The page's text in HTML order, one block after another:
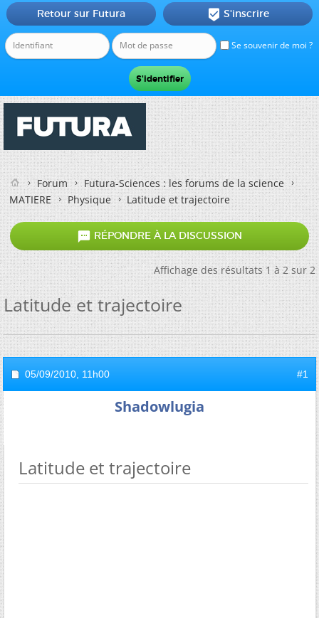
Se souvenir de moi ?
Retour sur Futura  S'inscrire
Forum
Futura-Sciences : les forums de la science
MATIERE
Physique Latitude et trajectoire
 RÉPONDRE À LA DISCUSSION
Affichage des résultats 1 à 2 sur 2
Latitude et trajectoire
05/09/2010, 11h00 #1
Shadowlugia
Latitude et trajectoire